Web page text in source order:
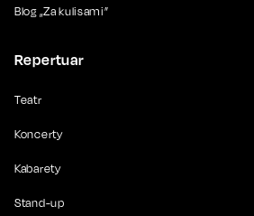
Blog „Za kulisami”
Repertuar
Teatr
Koncerty
Kabarety
Stand-up